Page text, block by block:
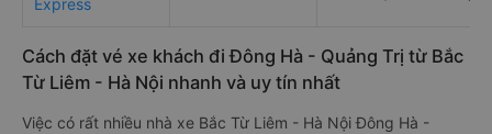
Express
Cách đặt vé xe khách đi Đông Hà - Quảng Trị từ Bắc
Từ Liêm - Hà Nội nhanh và uy tín nhất
Việc có rất nhiều nhà xe Bắc Từ Liêm - Hà Nội Đông Hà -